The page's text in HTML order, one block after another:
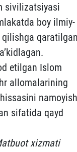
sivilizatsiyasi
boy ilmiy-
qilishga
etilgan Islom
allomalarining
namoyish
sifatida qayd
xizmati